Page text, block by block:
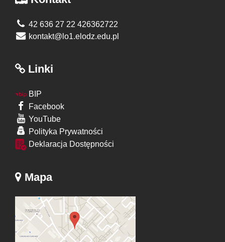
42 636 27 22 426362722
kontakt@lo1.elodz.edu.pl
Linki
BIP
Facebook
YouTube
Polityka Prywatności
Deklaracja Dostępności
Mapa